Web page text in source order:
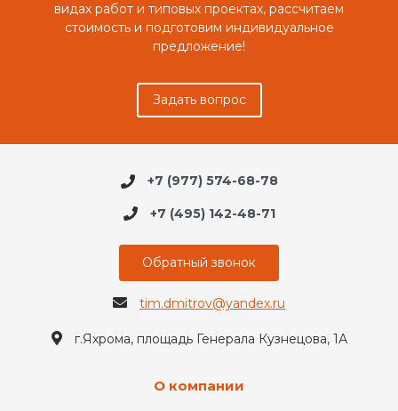
видах работ и типовых проектах, рассчитаем
стоимость и подготовим индивидуальное
предложение!
Задать вопрос
+7 (977) 574-68-78
+7 (495) 142-48-71
Обратный звонок
tim.dmitrov@yandex.ru
г.Яхрома, площадь Генерала Кузнецова, 1А
О компании